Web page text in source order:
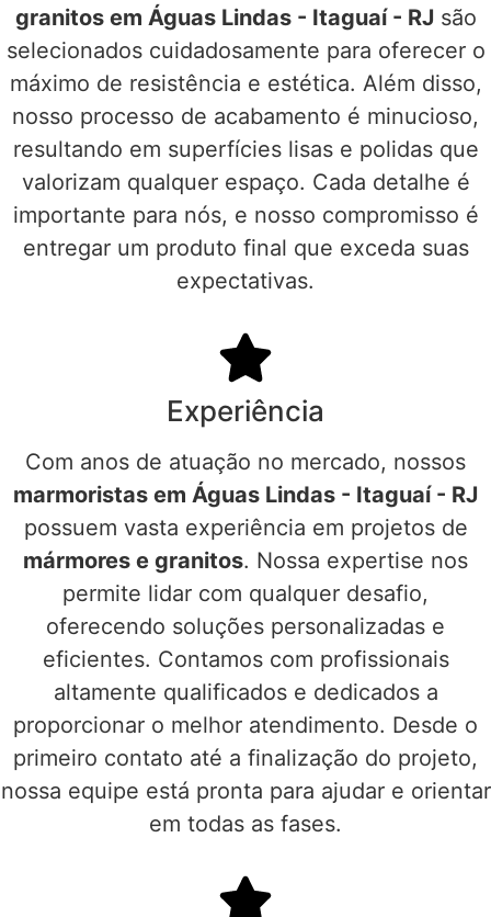
granitos em Águas Lindas - Itaguaí - RJ são
selecionados cuidadosamente para oferecer o
máximo de resistência e estética. Além disso,
nosso processo de acabamento é minucioso,
resultando em superfícies lisas e polidas que
valorizam qualquer espaço. Cada detalhe é
importante para nós, e nosso compromisso é
entregar um produto final que exceda suas
expectativas.
Experiência
Com anos de atuação no mercado, nossos
marmoristas em Águas Lindas - Itaguaí - RJ
possuem vasta experiência em projetos de
mármores e granitos. Nossa expertise nos
permite lidar com qualquer desafio,
oferecendo soluções personalizadas e
eficientes. Contamos com profissionais
altamente qualificados e dedicados a
proporcionar o melhor atendimento. Desde o
primeiro contato até a finalização do projeto,
nossa equipe está pronta para ajudar e orientar
em todas as fases.